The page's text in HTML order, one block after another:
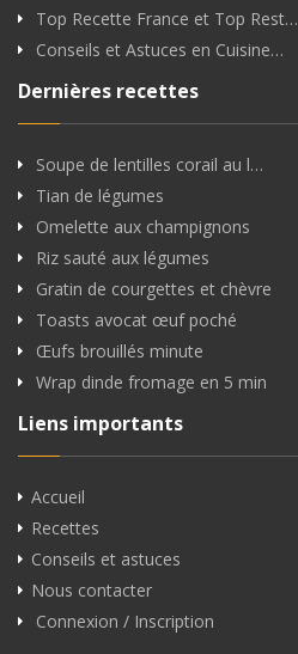
Top Recette France et Top Rest…
Conseils et Astuces en Cuisine…
Dernières recettes
Soupe de lentilles corail au l…
Tian de légumes
Omelette aux champignons
Riz sauté aux légumes
Gratin de courgettes et chèvre
Toasts avocat œuf poché
Œufs brouillés minute
Wrap dinde fromage en 5 min
Liens importants
Accueil
Recettes
Conseils et astuces
Nous contacter
Connexion / Inscription